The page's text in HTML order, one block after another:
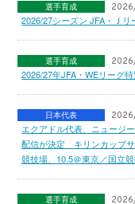
選手育成
2026/27シーズン JFA・Ｊ
選手育成
2026/27年JFA・WEリーグ
日本代表
エクアドル代表、ニュージ
配信が決定 キリンカップ
競技場、10.5＠東京／国立
選手育成